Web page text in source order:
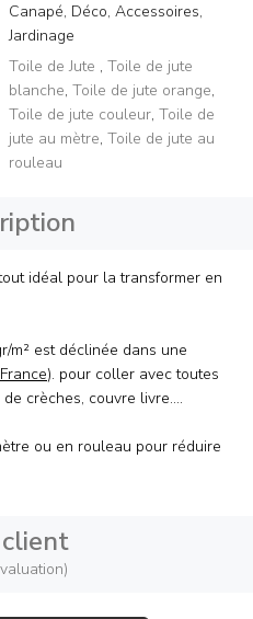
Canapé, Déco, Accessoires,
Jardinage
Toile de Jute , Toile de jute
blanche, Toile de jute orange,
Toile de jute couleur, Toile de
jute au mètre, Toile de jute au
rouleau
idéal pour la transformer en
m² est déclinée dans une
). pour coller avec toutes
crèches, couvre livre....
ou en rouleau pour réduire